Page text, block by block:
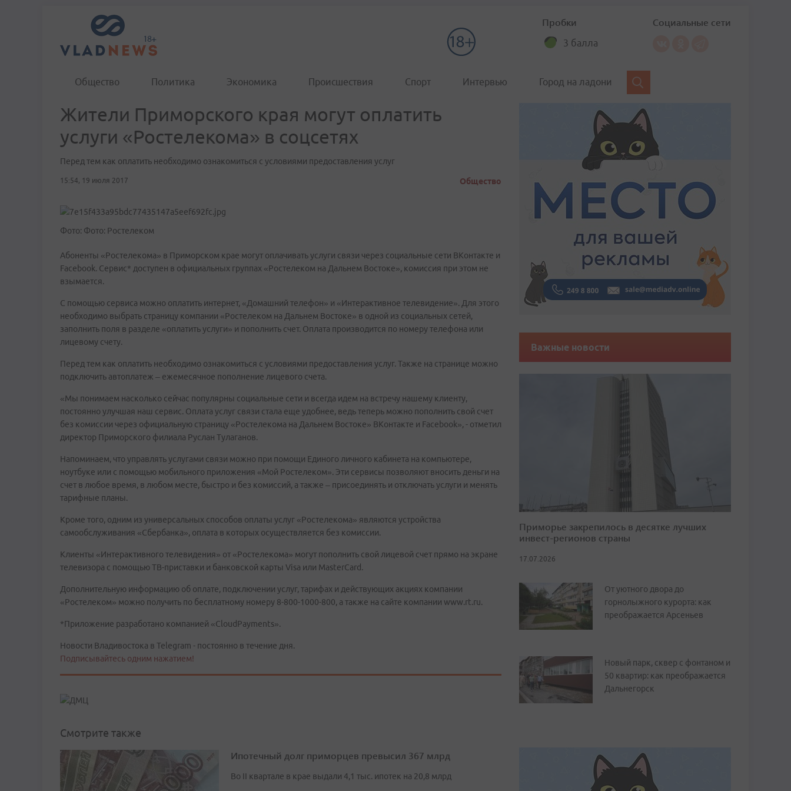
Пробки
3 балла
Социальные сети
Общество Политика Экономика Происшествия Спорт Интервью Город на ладони
Жители Приморского края могут оплатить
услуги «Ростелекома» в соцсетях
Перед тем как оплатить необходимо ознакомиться с условиями предоставления услуг
15:54, 19 июля 2017 Общество
Фото: Фото: Ростелеком
Абоненты «Ростелекома» в Приморском крае могут оплачивать услуги связи через социальные сети ВКонтакте и
Facebook. Сервис* доступен в официальных группах «Ростелеком на Дальнем Востоке», комиссия при этом не
взымается.
С помощью сервиса можно оплатить интернет, «Домашний телефон» и «Интерактивное телевидение». Для этого
необходимо выбрать страницу компании «Ростелеком на Дальнем Востоке» в одной из социальных сетей,
заполнить поля в разделе «оплатить услуги» и пополнить счет. Оплата производится по номеру телефона или
лицевому счету.
Перед тем как оплатить необходимо ознакомиться с условиями предоставления услуг. Также на странице можно
подключить автоплатеж – ежемесячное пополнение лицевого счета.
«Мы понимаем насколько сейчас популярны социальные сети и всегда идем на встречу нашему клиенту,
постоянно улучшая наш сервис. Оплата услуг связи стала еще удобнее, ведь теперь можно пополнить свой счет
без комиссии через официальную страницу «Ростелекома на Дальнем Востоке» ВКонтакте и Facebook», - отметил
директор Приморского филиала Руслан Тулаганов.
Напоминаем, что управлять услугами связи можно при помощи Единого личного кабинета на компьютере,
ноутбуке или с помощью мобильного приложения «Мой Ростелеком». Эти сервисы позволяют вносить деньги на
счет в любое время, в любом месте, быстро и без комиссий, а также – присоединять и отключать услуги и менять
тарифные планы.
Кроме того, одним из универсальных способов оплаты услуг «Ростелекома» являются устройства
самообслуживания «Сбербанка», оплата в которых осуществляется без комиссии.
Клиенты «Интерактивного телевидения» от «Ростелекома» могут пополнить свой лицевой счет прямо на экране
телевизора с помощью ТВ-приставки и банковской карты Visa или MasterCard.
Дополнительную информацию об оплате, подключении услуг, тарифах и действующих акциях компании
«Ростелеком» можно получить по бесплатному номеру 8-800-1000-800, а также на сайте компании www.rt.ru.
*Приложение разработано компанией «CloudPayments».
Новости Владивостока в Telegram - постоянно в течение дня.
Подписывайтесь одним нажатием!
Смотрите также
Ипотечный долг приморцев превысил 367 млрд
Во II квартале в крае выдали 4,1 тыс. ипотек на 20,8 млрд
Важные новости
Приморье закрепилось в десятке лучших
инвест-регионов страны
17.07.2026
От уютного двора до
горнолыжного курорта: как
преображается Арсеньев
Новый парк, сквер с фонтаном и
50 квартир: как преображается
Дальнегорск